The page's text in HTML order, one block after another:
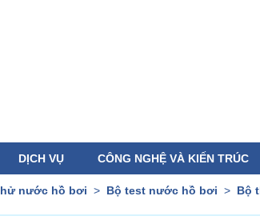
DỊCH VỤ CÔNG NGHỆ VÀ KIẾN TRÚC
nước hồ bơi > Bộ test nước hồ bơi > Bộ